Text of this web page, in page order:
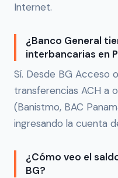
Internet.
¿Banco General
interbancarias en
Sí. Desde BG Acceso
transferencias ACH a
(Banistmo, BAC
ingresando la cuenta
¿Cómo veo el
BG?